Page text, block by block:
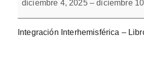
9.diciembre 4, 2025 –diciembre
Integración Interhemisférica –